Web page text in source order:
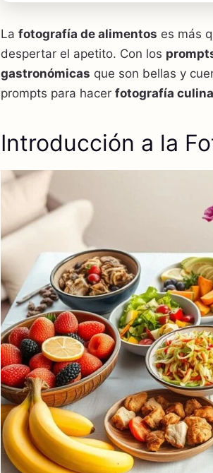
La fotografía de alimentos es más
despertar el apetito. Con los
gastronómicas que son bellas y
prompts para hacer fotografía
Introducción a la